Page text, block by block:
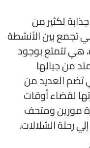
لكثير من
بين الأنشطة
تتمتع بوجود
من جبالها
العديد من
لقضاء أوقات
مورين ومتحف
الشلالات.